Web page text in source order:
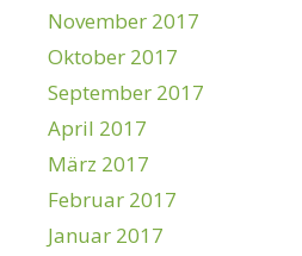
November 2017
Oktober 2017
September 2017
April 2017
März 2017
Februar 2017
Januar 2017